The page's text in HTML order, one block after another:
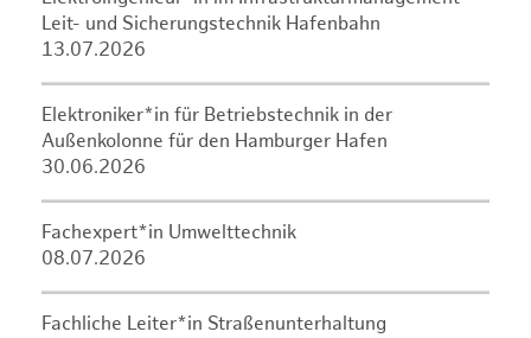
Leit- und Sicherungstechnik Hafenbahn
13.07.2026
Elektroniker*in für Betriebstechnik in der
Außenkolonne für den Hamburger Hafen
30.06.2026
Fachexpert*in Umwelttechnik
08.07.2026
Fachliche Leiter*in Straßenunterhaltung